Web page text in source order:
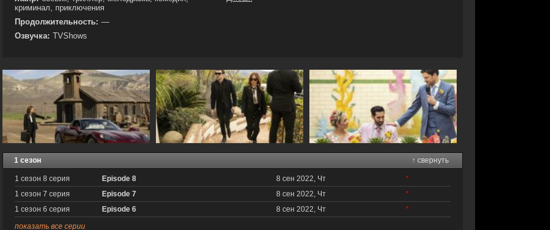
криминал, приключения
Продолжительность: —
Озвучка: TVShows
1 сезон ↑ свернуть
1 сезон 8 серия Episode 8 8 сен 2022, Чт
*
1 сезон 7 серия
Episode 7 8 сен 2022, Чт
*
1 сезон 6 серия
Episode 6 8 сен 2022, Чт
*
показать все серии